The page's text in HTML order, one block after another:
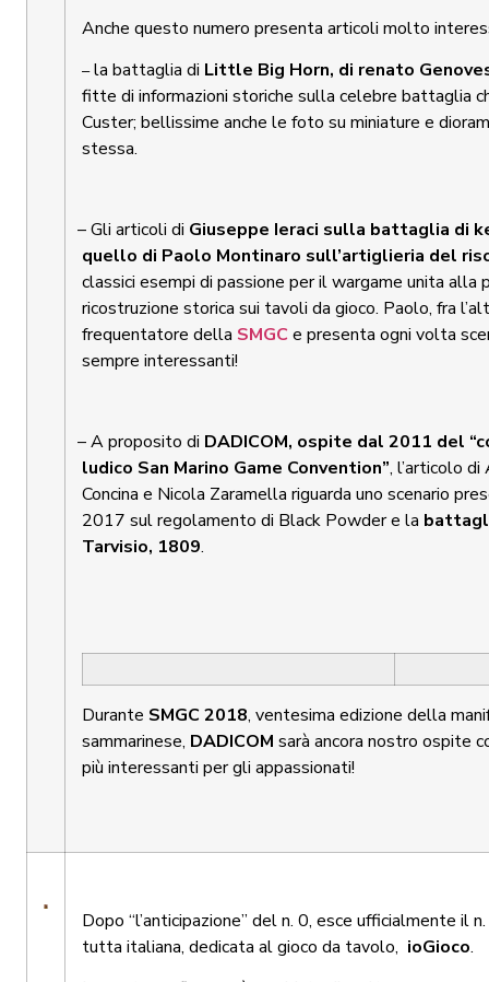
Anche questo numero presenta articoli molto
–la battaglia di Little Big Horn, di renato
fitte di informazioni storiche sulla celebre battaglia
Custer; bellissime anche le foto su miniature e
stessa.
– Gli articoli di Giuseppe Ieraci sulla battaglia di
quello di Paolo Montinaro sull’artiglieria del
classici esempi di passione per il wargame unita alla
ricostruzione storica sui tavoli da gioco. Paolo, fra
frequentatore della SMGC e presenta ogni volta
sempre interessanti!
– A proposito di DADICOM, ospite dal 2011 del
ludico San Marino Game Convention”, l’articolo
Concina e Nicola Zaramella riguarda uno scenario
2017 sul regolamento di Black Powder e la
Tarvisio, 1809.
Durante SMGC 2018, ventesima edizione della
sammarinese, DADICOM sarà ancora nostro ospite
più interessanti per gli appassionati!
Dopo “l’anticipazione” del n. 0, esce ufficialmente il
tutta italiana, dedicata al gioco da tavolo, ioGioco.